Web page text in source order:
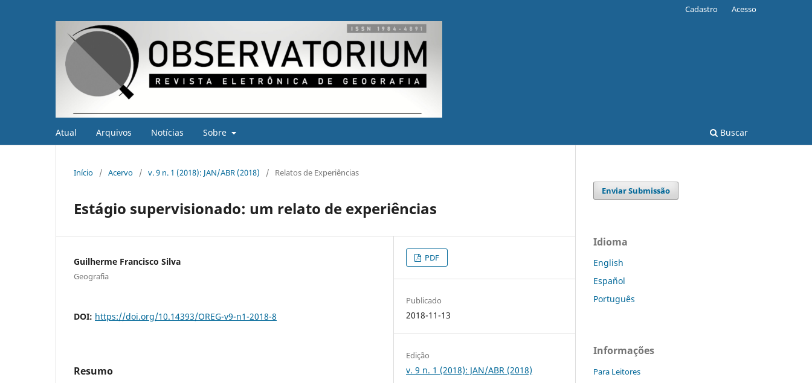
Atual Arquivos Notícias Sobre Buscar
Cadastro Acesso
Início / Acervo / v. 9 n. 1 (2018): JAN/ABR (2018) / Relatos de Experiências
Estágio supervisionado: um relato de experiências
Guilherme Francisco Silva
Geografia
DOI: https://doi.org/10.14393/OREG-v9-n1-2018-8
Resumo
PDF
Publicado
2018-11-13
Edição
v. 9 n. 1 (2018): JAN/ABR (2018)
Enviar Submissão
Idioma
English
Español
Português
Informações
Para Leitores